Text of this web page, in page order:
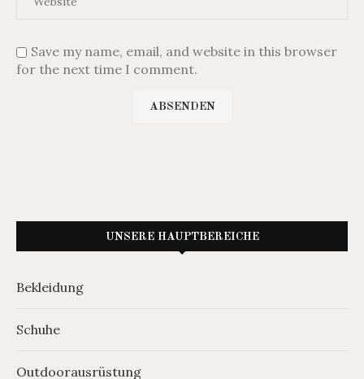
Save my name, email, and website in this browser
for the next time I comment.
UNSERE HAUPTBEREICHE
Bekleidung
Schuhe
Outdoorausrüstung